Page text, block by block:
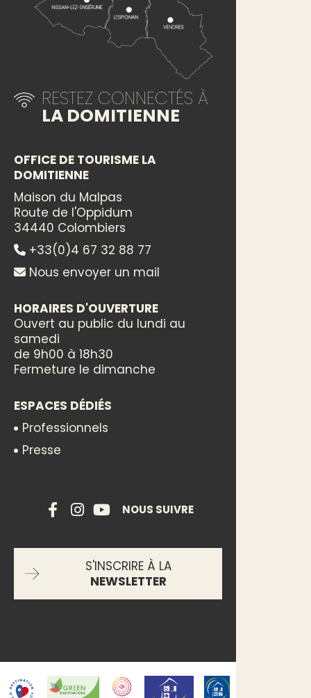
RESTEZ CONNECTÉS À
LA DOMITIENNE
OFFICE DE TOURISME LA
DOMITIENNE
Maison du Malpas
Route de l'Oppidum
34440 Colombiers
+33(0)4 67 32 88 77
Nous envoyer un mail
HORAIRES D'OUVERTURE
Ouvert au public du lundi au
samedi
de 9h00 à 18h30
Fermeture le dimanche
ESPACES DÉDIÉS
Professionnels
Presse
NOUS SUIVRE
S'INSCRIRE À LA
NEWSLETTER